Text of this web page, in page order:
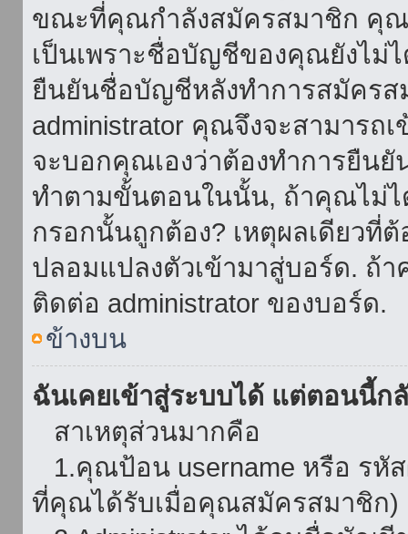
ขณะที่คุณกำลังสมัครสมาชิก คุ
เป็นเพราะชื่อบัญชีของคุณยังไม่
ยืนยันชื่อบัญชีหลังทำการสมัครส
administrator คุณจึงจะสามาร
จะบอกคุณเองว่าต้องทำการยืน
ทำตามขั้นตอนในนั้น, ถ้าคุณไม่
กรอกนั้นถูกต้อง? เหตุผลเดียวที่
ปลอมแปลงตัวเข้ามาสู่บอร์ด. ถ้
ติดต่อ administrator ของบอร์ด.
ข้างบน
ฉันเคยเข้าสู่ระบบได้ แต่ตอนนี้ก
สาเหตุส่วนมากคือ
1.คุณป้อน username หรือ รหั
ที่คุณได้รับเมื่อคุณสมัครสมาชิก)